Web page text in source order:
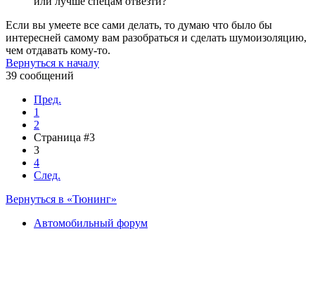
Если вы умеете все сами делать, то думаю что было бы
интересней самому вам разобраться и сделать шумоизоляцию,
чем отдавать кому-то.
Вернуться к началу
39 сообщений
Пред.
1
2
Страница #3
3
4
След.
Вернуться в «Тюнинг»
Автомобильный форум